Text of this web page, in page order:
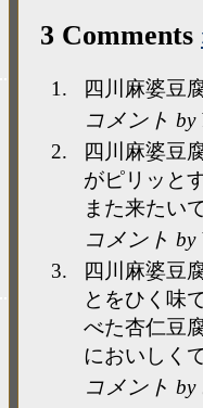
3 Comments
四川麻婆豆
コメント by
四川麻婆豆
がピリッと
また来たい
コメント
四川麻婆豆
とをひく味
べた杏仁豆
においしく
コメント